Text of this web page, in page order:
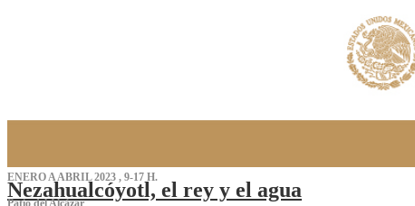
ENERO A ABRIL 2023 , 9-17 H.
Nezahualcóyotl, el rey y el agua